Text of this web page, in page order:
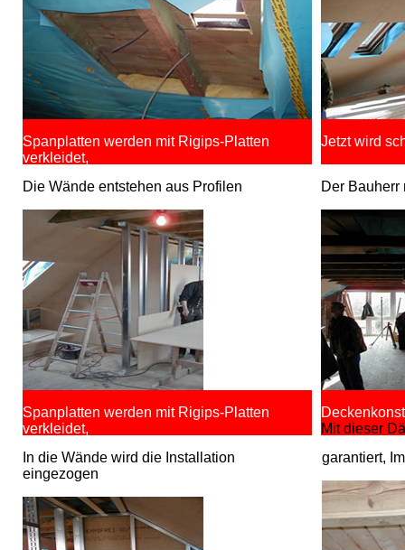
Spanplatten werden mit Rigips-Platten
verkleidet,
Die Wände entstehen aus Profilen
Jetzt wird
Der Bauherr
Spanplatten werden mit Rigips-Platten
verkleidet,
In die Wände wird die Installation
eingezogen
Mit dieser
garantiert,